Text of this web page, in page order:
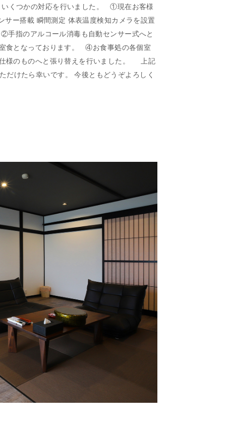
いくつかの対応を行いました。 ①現在お客様
サー搭載 瞬間測定 体表温度検知カメラを設置
指のアルコール消毒も自動センサー式へと
食となっております。 ④お食事処の各個室
様のものへと張り替えを行いました。 上記
だけたら幸いです。 今後ともどうぞよろしく